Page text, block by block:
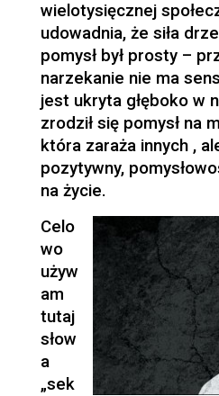
wielotysięcznej
udowadnia, że siła
pomysł był prosty –
narzekanie nie ma
jest ukryta głęboko w
zrodził się pomysł na
która zaraża innych ,
pozytywny,
na życie.
Celo
wo
używ
am
tutaj
słow
a
„sek